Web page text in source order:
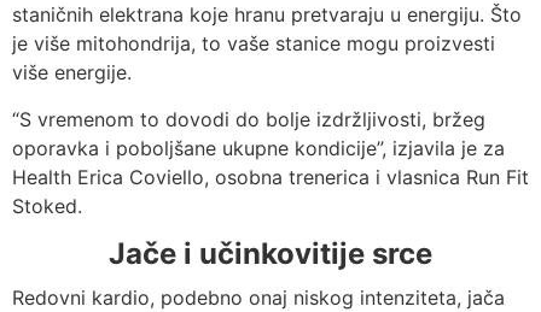
staničnih elektrana koje hranu pretvaraju u energiju. Što
je više mitohondrija, to vaše stanice mogu proizvesti
više energije.
“S vremenom to dovodi do bolje izdržljivosti, bržeg
oporavka i poboljšane ukupne kondicije”, izjavila je za
Health Erica Coviello, osobna trenerica i vlasnica Run Fit
Stoked.
Jače i učinkovitije srce
Redovni kardio, podebno onaj niskog intenziteta, jača